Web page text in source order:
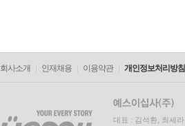
회사소개 인재채용 이용약관 개인정보처리방침
대표 : 김석환, 최세라